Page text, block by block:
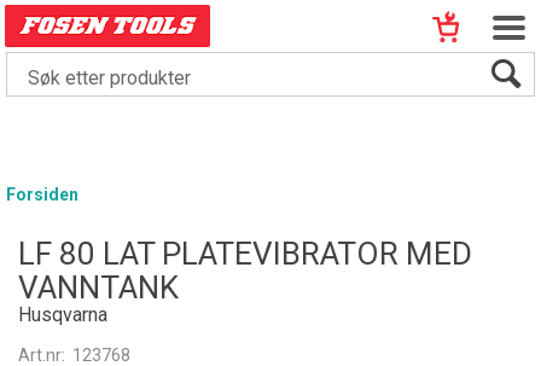
Forsiden
LF 80 LAT PLATEVIBRATOR MED
VANNTANK
Husqvarna
Art.nr: 123768